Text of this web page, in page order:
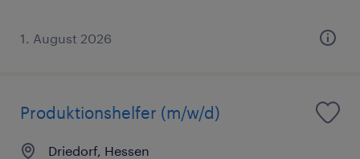
1. August 2026
Produktionshelfer (m/w/d)
Driedorf, Hessen